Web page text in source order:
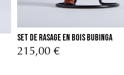
Set de Rasage en Bois Bubinga
215,00 €